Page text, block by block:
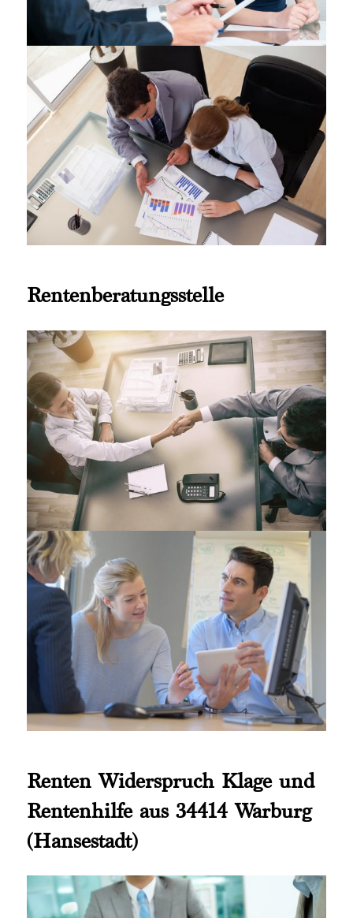
Rentenberatungsstelle
Renten Widerspruch Klage und
Rentenhilfe aus 34414 Warburg
(Hansestadt)